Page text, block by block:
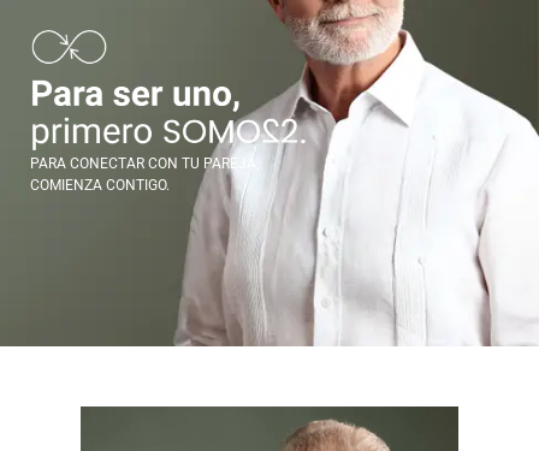
PARA CONECTAR CON TU PAREJA,
COMIENZA CONTIGO.